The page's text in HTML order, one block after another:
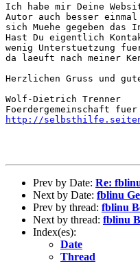
Ich habe mir Deine
Autor auch besser
sich Muehe gegeben
Hast Du eigentlich
wenig Unterstuetzung
da laeuft nach meiner
Herzlichen Gruss und
Wolf-Dietrich Trenner
http://
Prev by Date: Re:
Next by Date: fblinu
Prev by thread: fblinu
Next by thread: fblinu
Index(es):
Date
Thread